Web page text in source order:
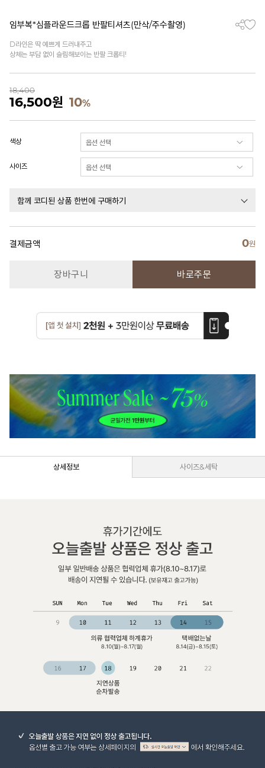
임부복*심플라운드크롭 반팔티셔츠(만삭/주수촬영)
D라인은 딱 예쁘게 드러내주고
상체는 부담 없이 슬림해보이는 반팔 크롭티!
18,400
16,500원 10%
색상
사이즈
함께 코디된 상품 한번에 구매하기
결제금액 0원
장바구니 바로주문
상세정보 사이즈&세탁